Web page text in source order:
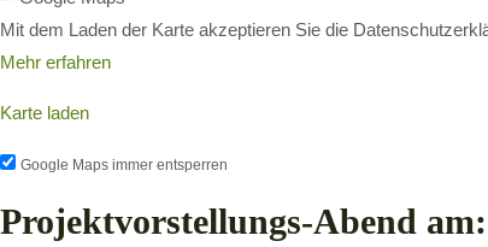
Mit dem Laden der Karte akzeptieren Sie die
Mehr erfahren
Karte laden
Google Maps immer entsperren
Projektvorstellungs-Abend am: